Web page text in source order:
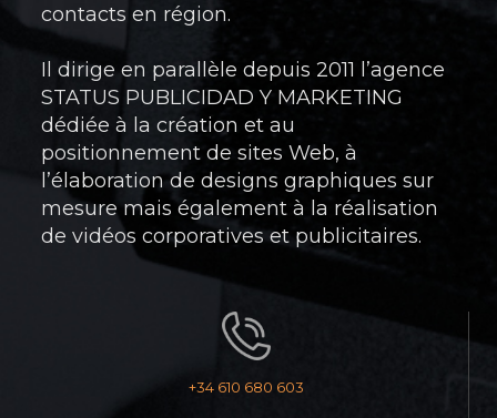
contacts en région.
Il dirige en parallèle depuis 2011 l’agence
STATUS PUBLICIDAD Y MARKETING
dédiée à la création et au
positionnement de sites Web, à
l’élaboration de designs graphiques sur
mesure mais également à la réalisation
de vidéos corporatives et publicitaires.
+34 610 680 603